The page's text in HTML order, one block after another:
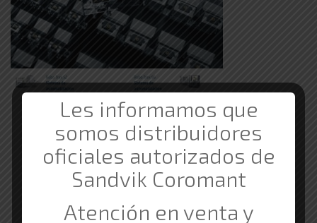
Les informamos que
somos distribuidores
oficiales autorizados de
Sandvik Coromant
Atención en venta y